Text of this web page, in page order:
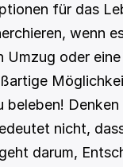
für das
wenn
Umzug oder
beleben! Denken
nicht,
darum,